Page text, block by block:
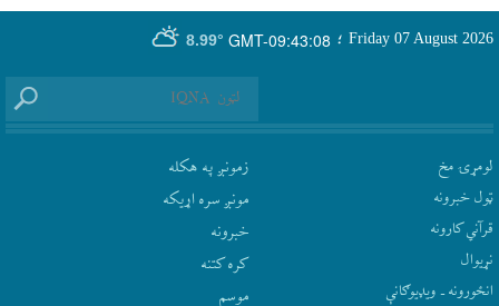
GMT-09:43:08
8.99° Friday 07 August 2026 ؛
لومړۍ مخ
ټول خبرونه
قرآني کارونه
نړيوال
انځورونه ـ ویډیوګانې
زمونږ په هکله
مونږ سره اړيکه
‫خبرونه
کره کتنه
موسم